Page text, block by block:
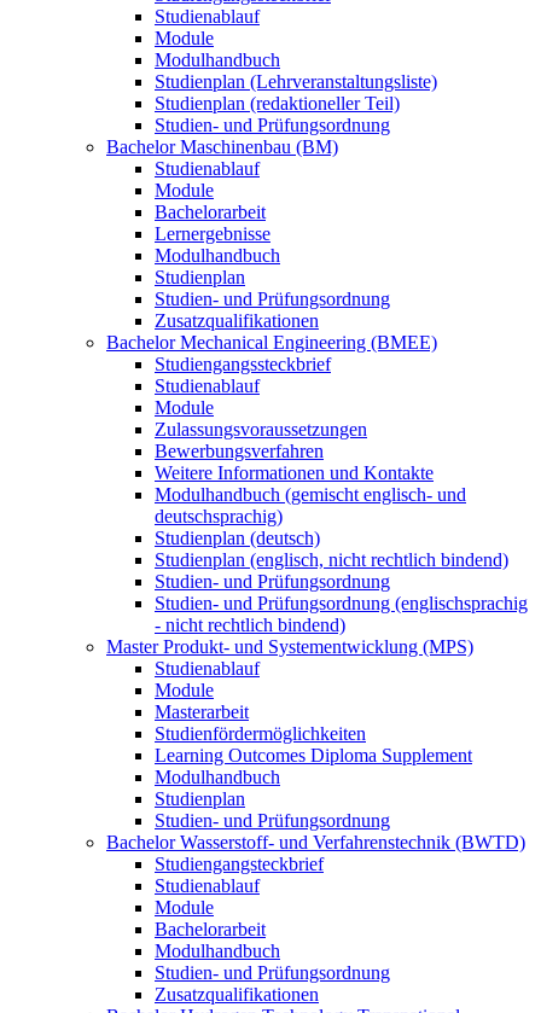
Studienablauf
Module
Modulhandbuch
Studienplan (Lehrveranstaltungsliste)
Studienplan (redaktioneller Teil)
Studien- und Prüfungsordnung
Bachelor Maschinenbau (BM)
Studienablauf
Module
Bachelorarbeit
Lernergebnisse
Modulhandbuch
Studienplan
Studien- und Prüfungsordnung
Zusatzqualifikationen
Bachelor Mechanical Engineering (BMEE)
Studiengangssteckbrief
Studienablauf
Module
Zulassungsvoraussetzungen
Bewerbungsverfahren
Weitere Informationen und Kontakte
Modulhandbuch (gemischt englisch- und
deutschsprachig)
Studienplan (deutsch)
Studienplan (englisch, nicht rechtlich bindend)
Studien- und Prüfungsordnung
Studien- und Prüfungsordnung (englischsprachig
- nicht rechtlich bindend)
Master Produkt- und Systementwicklung (MPS)
Studienablauf
Module
Masterarbeit
Studienfördermöglichkeiten
Learning Outcomes Diploma Supplement
Modulhandbuch
Studienplan
Studien- und Prüfungsordnung
Bachelor Wasserstoff- und Verfahrenstechnik (BWTD)
Studiengangsteckbrief
Studienablauf
Module
Bachelorarbeit
Modulhandbuch
Studien- und Prüfungsordnung
Zusatzqualifikationen